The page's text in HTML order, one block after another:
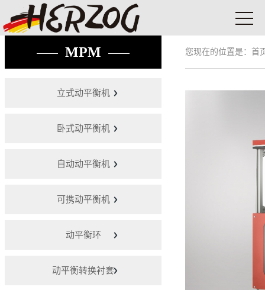
MPM
立式动平衡机
卧式动平衡机
自动动平衡机
可携动平衡机
动平衡环
动平衡转换衬套
您现在的位置是： 首